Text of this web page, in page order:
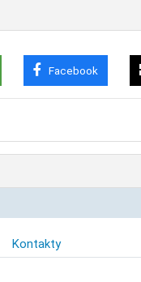
Facebook
Kontakty